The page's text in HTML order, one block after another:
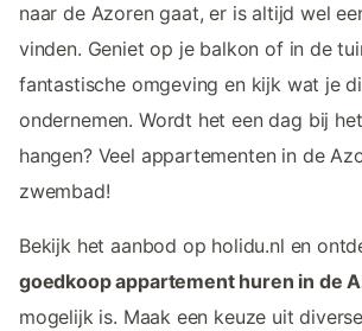
naar de Azoren gaat, er is altijd wel
vinden. Geniet op je balkon of in de
fantastische omgeving en kijk wat je
ondernemen. Wordt het een dag bij
hangen? Veel appartementen in de
zwembad!
Bekijk het aanbod op holidu.nl en
goedkoop appartement huren in de
mogelijk is. Maak een keuze uit